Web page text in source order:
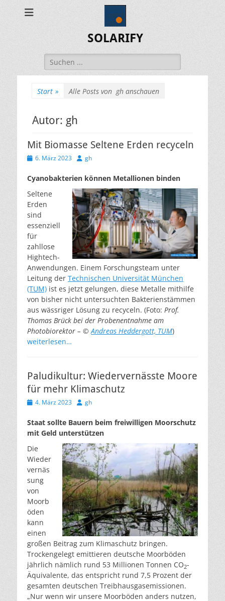
SOLARIFY
Suchen
nach:
Start » Alle Posts von gh anschauen
Autor: gh
Mit Biomasse Seltene Erden recyceln
Veröffentlicht
6. März 2023 Autor
gh
Cyanobakterien können Metallionen binden
Seltene
Erden
sind
essenziell
für
zahllose
Hightech-
Anwendungen. Einem Forschungsteam unter
Leitung der Technischen Universität München
(TUM) ist es jetzt gelungen, diese Metalle mithilfe
von bisher nicht untersuchten Bakterienstämmen
aus wässriger Lösung zu recyceln. (Foto: Prof.
Thomas Brück bei der Probenentnahme am
Photobiorektor – ©Andreas Heddergott, TUM)
weiterlesen…
Paludikultur: Wiedervernässte Moore
für mehr Klimaschutz
Veröffentlicht
4. März 2023 Autor
gh
Staat sollte Bauern beim freiwilligen Moorschutz
mit Geld unterstützen
Die
Wieder
vernäs
sung
von
Moorb
öden
kann
einen
großen Beitrag zum Klimaschutz bringen.
Trockengelegt emittieren deutsche Moorböden
jährlich nämlich rund 53 Millionen Tonnen CO2-
Äquivalente, das entspricht rund 7,5 Prozent der
gesamten deutschen Treibhausgasemissionen.
„Nur wenn wir unsere Moorböden anders nutzen,